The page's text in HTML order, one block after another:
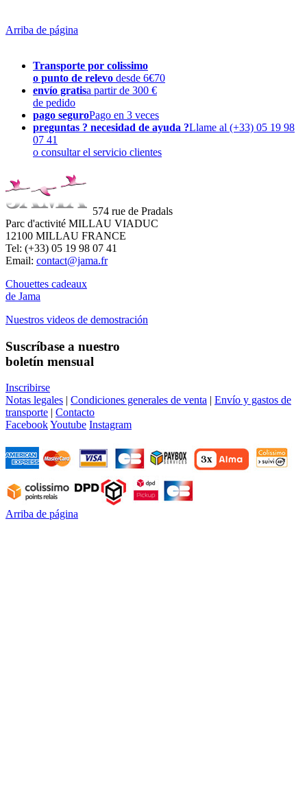
Arriba de página
Transporte por colissimo
o punto de relevo desde 6€70
envío gratisa partir de 300 €
de pedido
pago seguroPago en 3 veces
preguntas ? necesidad de ayuda ?Llame al (+33) 05 19 98
07 41
o consultar el servicio clientes
574 rue de Pradals
Parc d'activité MILLAU VIADUC
12100 MILLAU FRANCE
Tel: (+33) 05 19 98 07 41
Email: contact@jama.fr
Chouettes cadeaux
de Jama
Nuestros videos de demostración
Suscríbase a nuestro
boletín mensual
Inscribirse
Notas legales | Condiciones generales de venta | Envío y gastos de
transporte | Contacto
FacebookYoutube Instagram
Arriba de página